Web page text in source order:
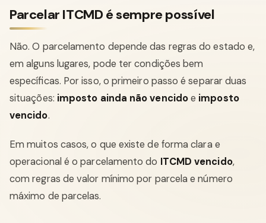
Parcelar ITCMD é sempre possível
Não. O parcelamento depende das regras do estado e,
em alguns lugares, pode ter condições bem
específicas. Por isso, o primeiro passo é separar duas
situações: imposto ainda não vencidoe imposto
vencido.
Em muitos casos, o que existe de forma clara e
operacional é o parcelamento do ITCMD vencido,
com regras de valor mínimo por parcela e número
máximo de parcelas.